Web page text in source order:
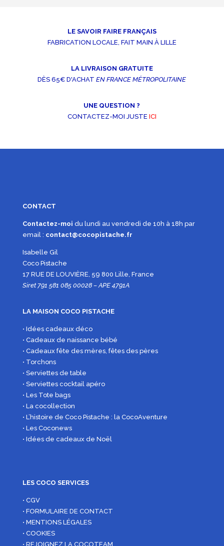
LE SAVOIR FAIRE FRANÇAIS
FABRICATION LOCALE, FAIT MAIN À LILLE
LA LIVRAISON GRATUITE
DÈS 65€ D'ACHATEN FRANCE MÉTROPOLITAINE
UNE QUESTION ?
CONTACTEZ-MOI JUSTE ICI
CONTACT
Contactez-moi du lundi au vendredi de 10h à 18h par
email : contact@cocopistache.fr
Isabelle Gil
Coco Pistache
17 RUE DE LOUVIÈRE, 59 800 Lille, France
Siret 791 581 085 00028 – APE 4791A
LA MAISON COCO PISTACHE
• Idées cadeaux déco
• Cadeaux de naissance bébé
• Cadeaux fête des mères, fêtes des pères
• Torchons
• Serviettes de table
• Serviettes cocktail apéro
• Les Tote bags
• La cocollection
• L’histoire de Coco Pistache : la CocoAventure
• Les Coconews
• Idées de cadeaux de Noël
LES COCO SERVICES
• CGV
• FORMULAIRE DE CONTACT
• MENTIONS LÉGALES
• COOKIES
• REJOIGNEZ LA COCOTEAM